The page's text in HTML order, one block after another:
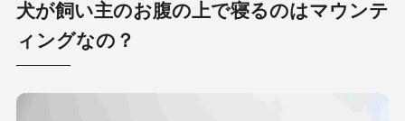
犬が飼い主のお腹の上で寝るのはマウンテ
ィングなの？